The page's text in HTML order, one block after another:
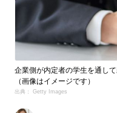
企業側が内定者の学生を通し
（画像はイメージです）
出典： Getty Images